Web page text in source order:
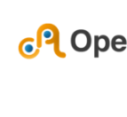
contenido